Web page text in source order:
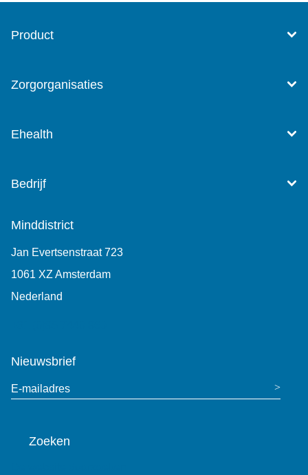
Product
Zorgorganisaties
Ehealth
Bedrijf
Minddistrict
Jan Evertsenstraat 723
1061 XZ Amsterdam
Nederland
Nieuwsbrief
E-mailadres
Zoeken